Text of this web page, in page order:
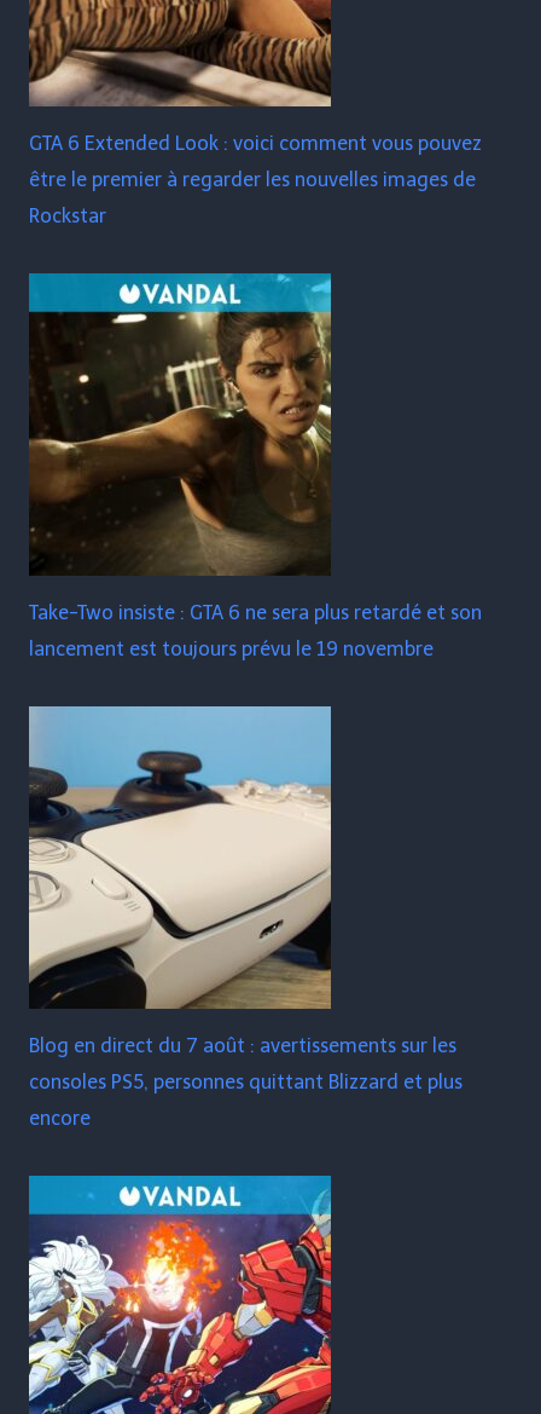
GTA 6 Extended Look : voici comment vous pouvez
être le premier à regarder les nouvelles images de
Rockstar
Take-Two insiste : GTA 6 ne sera plus retardé et son
lancement est toujours prévu le 19 novembre
Blog en direct du 7 août : avertissements sur les
consoles PS5, personnes quittant Blizzard et plus
encore